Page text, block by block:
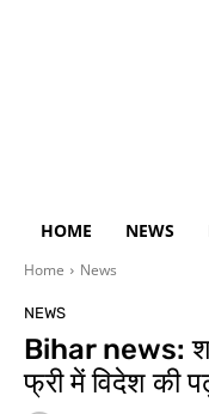
HOME NEWS
Home News
NEWS
Bihar news:
फ्री में विदेश की